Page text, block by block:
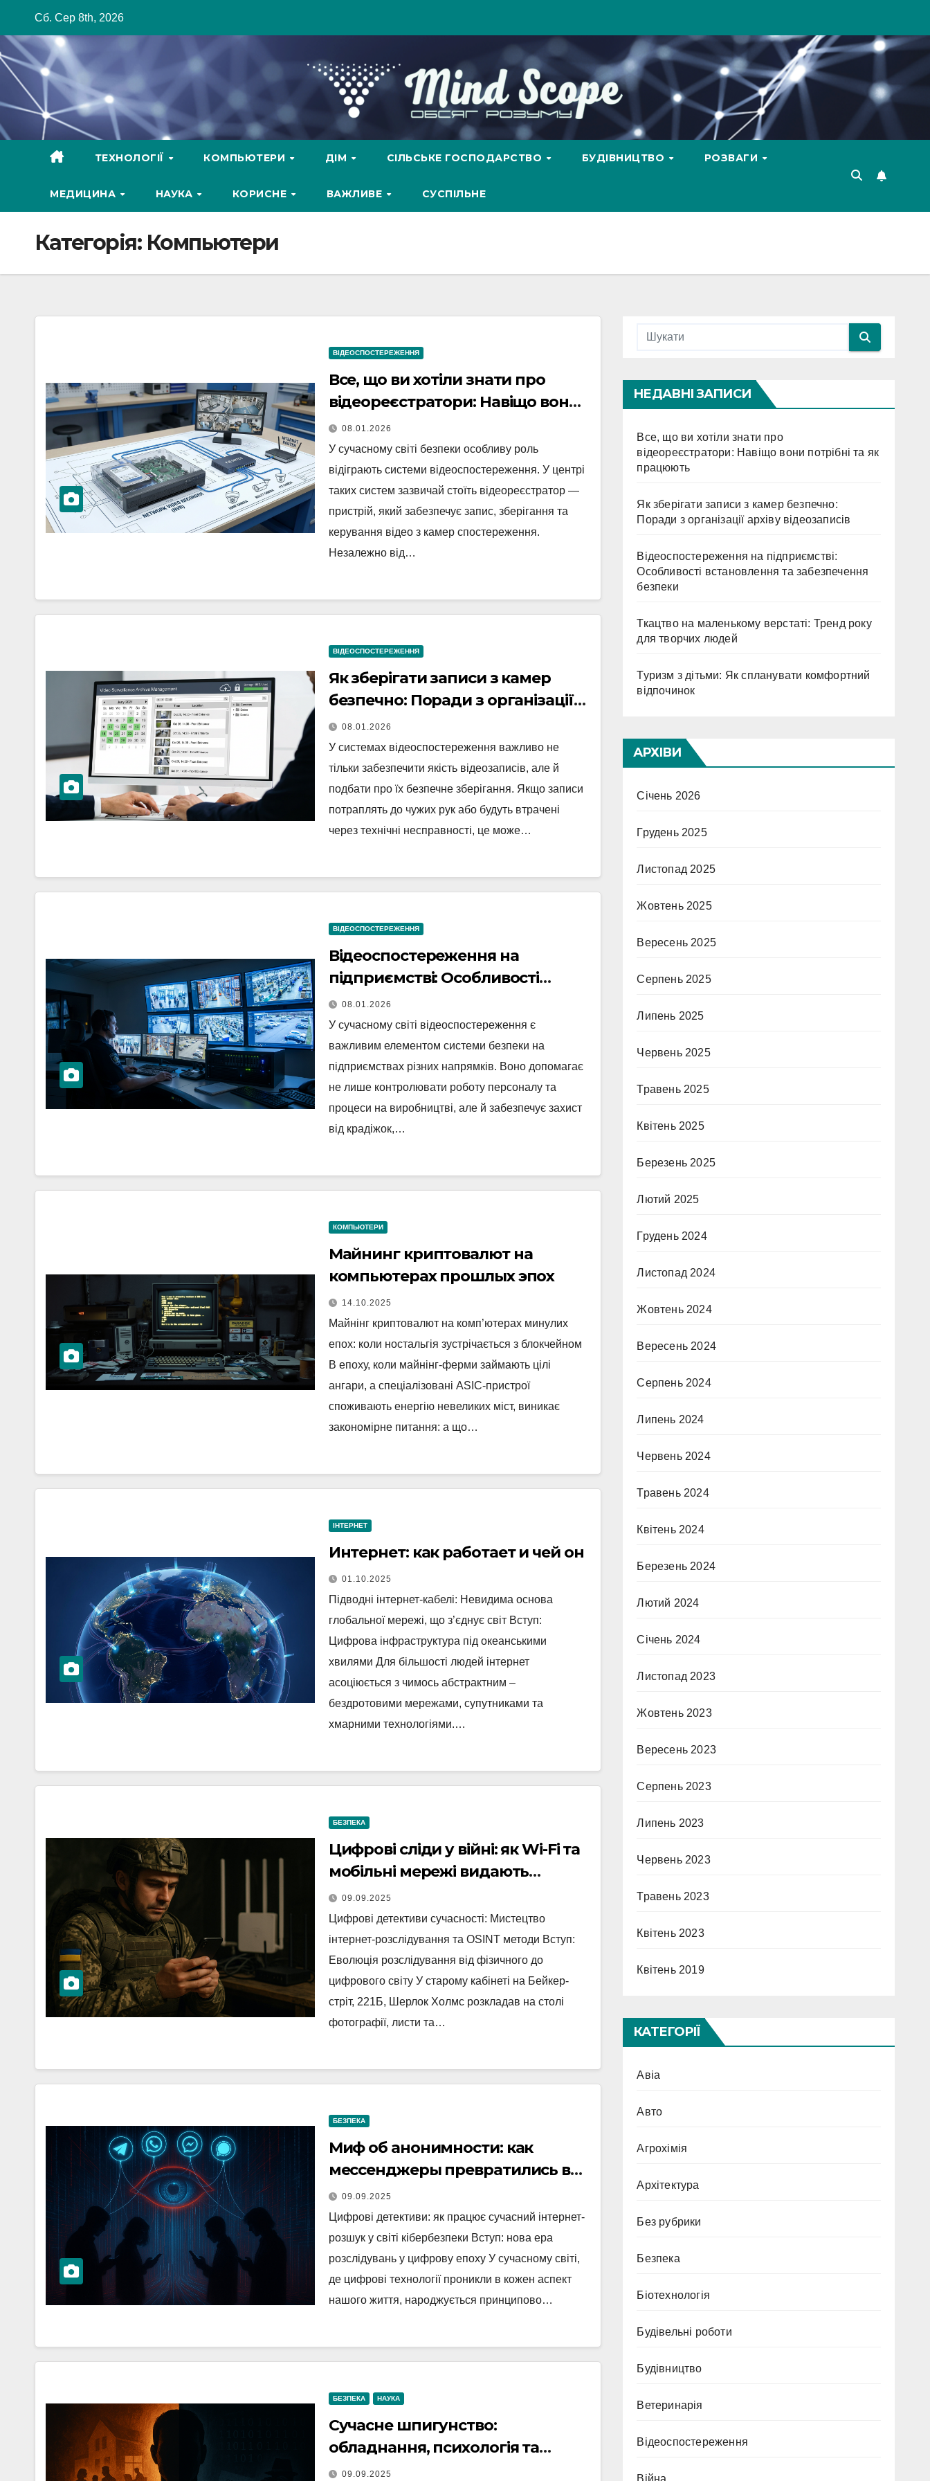
content
Сб. Сер 8th, 2026
ТЕХНОЛОГІЇ КОМПЬЮТЕРИ ДІМ СІЛЬСЬКЕ ГОСПОДАРСТВО БУДІВНИЦТВО РОЗВАГИ
МЕДИЦИНА НАУКА КОРИСНЕ ВАЖЛИВЕ СУСПІЛЬНЕ
Категорія: Компьютери
ВІДЕОСПОСТЕРЕЖЕННЯ
Все, що ви хотіли знати про
відеореєстратори: Навіщо вони
потрібні та як працюють
08.01.2026
У сучасному світі безпеки особливу роль
відіграють системи відеоспостереження. У центрі
таких систем зазвичай стоїть відеореєстратор —
пристрій, який забезпечує запис, зберігання та
керування відео з камер спостереження.
Незалежно від…
ВІДЕОСПОСТЕРЕЖЕННЯ
Як зберігати записи з камер
безпечно: Поради з організації
архіву відеозаписів
08.01.2026
У системах відеоспостереження важливо не
тільки забезпечити якість відеозаписів, але й
подбати про їх безпечне зберігання. Якщо записи
потраплять до чужих рук або будуть втрачені
через технічні несправності, це може…
ВІДЕОСПОСТЕРЕЖЕННЯ
Відеоспостереження на
підприємстві: Особливості
встановлення та забезпечення
безпеки
08.01.2026
У сучасному світі відеоспостереження є
важливим елементом системи безпеки на
підприємствах різних напрямків. Воно допомагає
не лише контролювати роботу персоналу та
процеси на виробництві, але й забезпечує захист
від крадіжок,…
КОМПЬЮТЕРИ
Майнинг криптовалют на
компьютерах прошлых эпох
14.10.2025
Майнінг криптовалют на комп’ютерах минулих
епох: коли ностальгія зустрічається з блокчейном
В епоху, коли майнінг-ферми займають цілі
ангари, а спеціалізовані ASIC-пристрої
споживають енергію невеликих міст, виникає
закономірне питання: а що…
ІНТЕРНЕТ
Интернет: как работает и чей он
01.10.2025
Підводні інтернет-кабелі: Невидима основа
глобальної мережі, що з’єднує світ Вступ:
Цифрова інфраструктура під океанськими
хвилями Для більшості людей інтернет
асоціюється з чимось абстрактним –
бездротовими мережами, супутниками та
хмарними технологіями.…
БЕЗПЕКА
Цифрові сліди у війні: як Wi-Fi та
мобільні мережі видають
військові позиції
09.09.2025
Цифрові детективи сучасності: Мистецтво
інтернет-розслідування та OSINT методи Вступ:
Еволюція розслідування від фізичного до
цифрового світу У старому кабінеті на Бейкер-
стріт, 221Б, Шерлок Холмс розкладав на столі
фотографії, листи та…
БЕЗПЕКА
Миф об анонимности: как
мессенджеры превратились в
инструменты слежки
09.09.2025
Цифрові детективи: як працює сучасний інтернет-
розшук у світі кібербезпеки Вступ: нова ера
розслідувань у цифрову епоху У сучасному світі,
де цифрові технології проникли в кожен аспект
нашого життя, народжується принципово…
БЕЗПЕКА НАУКА
Сучасне шпигунство:
обладнання, психологія та
захист в Україні
09.09.2025
НЕДАВНІ ЗАПИСИ
Все, що ви хотіли знати про
відеореєстратори: Навіщо вони потрібні та як
працюють
Як зберігати записи з камер безпечно:
Поради з організації архіву відеозаписів
Відеоспостереження на підприємстві:
Особливості встановлення та забезпечення
безпеки
Ткацтво на маленькому верстаті: Тренд року
для творчих людей
Туризм з дітьми: Як спланувати комфортний
відпочинок
АРХІВИ
Січень 2026
Грудень 2025
Листопад 2025
Жовтень 2025
Вересень 2025
Серпень 2025
Липень 2025
Червень 2025
Травень 2025
Квітень 2025
Березень 2025
Лютий 2025
Грудень 2024
Листопад 2024
Жовтень 2024
Вересень 2024
Серпень 2024
Липень 2024
Червень 2024
Травень 2024
Квітень 2024
Березень 2024
Лютий 2024
Січень 2024
Листопад 2023
Жовтень 2023
Вересень 2023
Серпень 2023
Липень 2023
Червень 2023
Травень 2023
Квітень 2023
Квітень 2019
КАТЕГОРІЇ
Авіа
Авто
Агрохімія
Архітектура
Без рубрики
Безпека
Біотехнологія
Будівельні роботи
Будівництво
Ветеринарія
Відеоспостереження
Війна